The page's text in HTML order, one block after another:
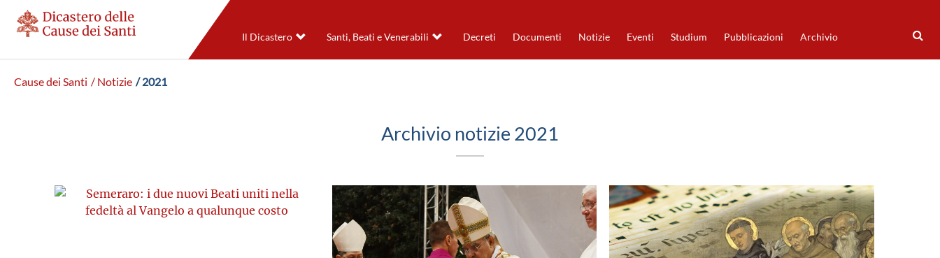
Il Dicastero Santi, Beati e Venerabili Decreti Documenti Notizie Eventi Studium Pubblicazioni Archivio
Cause dei Santi / Notizie / 2021
Archivio notizie 2021